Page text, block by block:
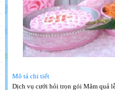
Mô tả chi tiết
Dịch vụ cưới hỏi trọn gói Mâm quả